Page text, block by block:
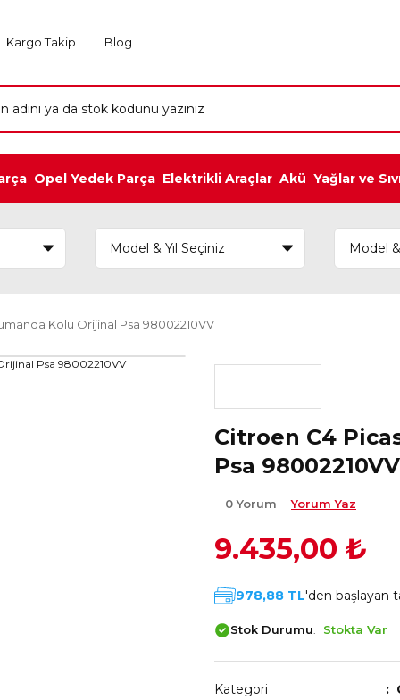
Kargo Takip Blog
Opel Yedek Parça Elektrikli Araçlar Akü Yağlar ve
Kolu Orijinal Psa 98002210VV
Citroen C4
Psa 98002210VV
0 Yorum Yorum Yaz
9.435,00 ₺
978,88 TL'den başlayan
Stok Durumu Stokta Var
Kategori